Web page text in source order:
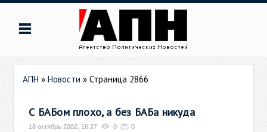
АПН »Новости » Страница 2866
С БАБом плохо, а без БАБа никуда
18 октябрь 2002, 16:27 0 0